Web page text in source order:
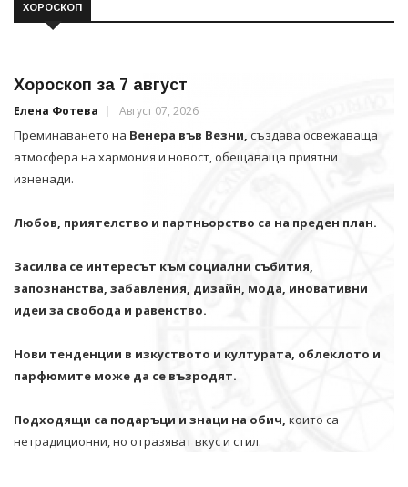
ХОРОСКОП
Хороскоп за 7 август
Елена Фотева Август 07, 2026
Преминаването на Венера във Везни, създава освежаваща
атмосфера на хармония и новост, обещаваща приятни
изненади.
Любов, приятелство и партньорство са на преден план.
Засилва се интересът към социални събития,
запознанства, забавления, дизайн, мода, иновативни
идеи за свобода и равенство.
Нови тенденции в изкуството и културата, облеклото и
парфюмите може да се възродят.
Подходящи са подаръци и знаци на обич, които са
нетрадиционни, но отразяват вкус и стил.